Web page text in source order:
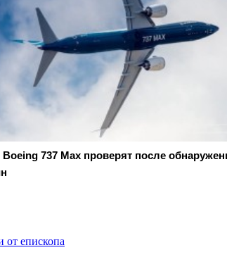
737 Max проверят после
от епископа